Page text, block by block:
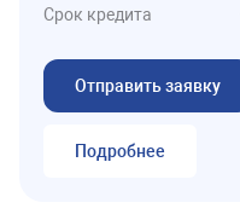
Срок кредита
Отправить заявку
Подробнее